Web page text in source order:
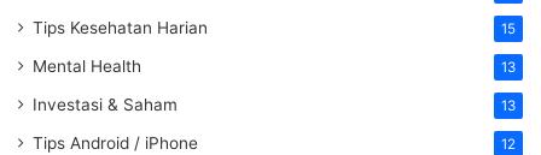
Tips Kesehatan Harian 15
Mental Health 13
Investasi & Saham 13
Tips Android / iPhone 12